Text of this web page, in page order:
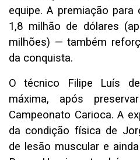
equipe. A premiação
1,8 milhão de dólares
milhões) — também
da conquista.
O técnico Filipe Luís
máxima, após
Campeonato Carioca. A
da condição física de
de lesão muscular e